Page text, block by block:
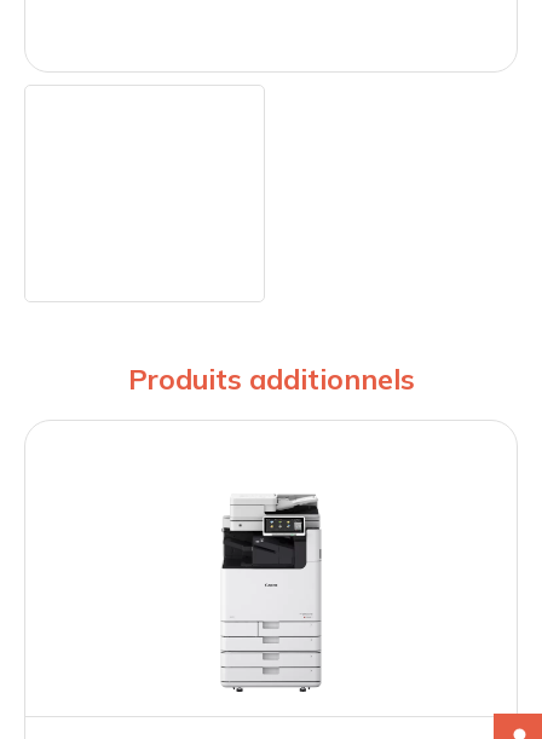
Produits additionnels